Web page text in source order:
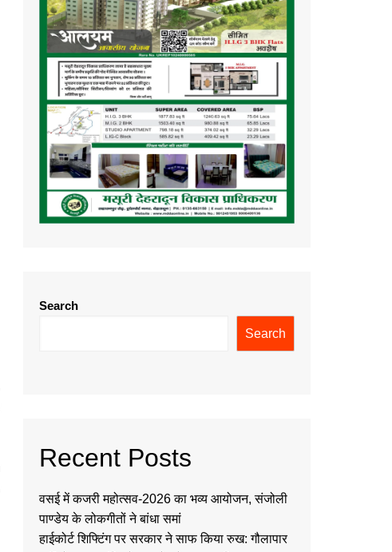
Search
Search
Recent Posts
वसई में कजरी महोत्सव-2026 का भव्य आयोजन, संजोली
पाण्डेय के लोकगीतों ने बांधा समां
हाईकोर्ट शिफ्टिंग पर सरकार ने साफ किया रुख: गौलापार